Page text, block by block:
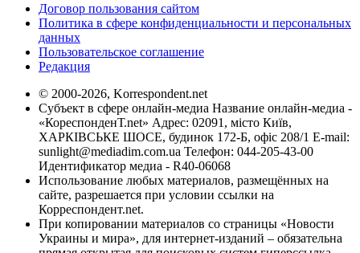
Договор пользования сайтом
Политика в сфере конфиденциальности и персональных
данных
Пользовательское соглашение
Редакция
© 2000-2026, Korrespondent.net
Субъект в сфере онлайн-медиа Название онлайн-медиа -
«КореспонденТ.net» Адрес: 02091, місто Київ,
ХАРКІВСЬКЕ ШОСЕ, будинок 172-Б, офіс 208/1 E-mail:
sunlight@mediadim.com.ua Телефон: 044-205-43-00
Идентификатор медиа - R40-06068
Использование любых материалов, размещённых на
сайте, разрешается при условии ссылки на
Корреспондент.net.
При копировании материалов со страницы «Новости
Украины и мира», для интернет-изданий – обязательна